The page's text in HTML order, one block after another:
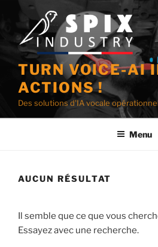
contenu
principal
TURN VOICE-AI
ACTIONS !
Des solutions d'IA vocale
Menu
AUCUN RÉSULTAT
Il semble que ce que vous
Essayez avec une recherche.